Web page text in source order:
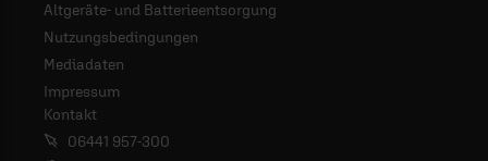
Altgeräte- und Batterieentsorgung
Nutzungsbedingungen
Mediadaten
Impressum
Kontakt
06441 957-300